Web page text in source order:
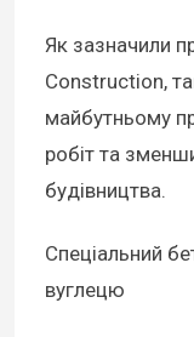
Як зазначили
Construction,
майбутньому
робіт та
будівництва.
Спеціальний
вуглецю